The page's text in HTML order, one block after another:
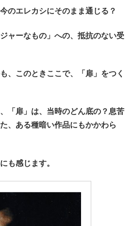
のエレカシにそのまま通じる？
ャーなもの」への、抵抗のない受
、このときここで、「扉」をつく
「扉」は、当時のどん底の？息苦
、ある種暗い作品にもかかわら
も感じます。